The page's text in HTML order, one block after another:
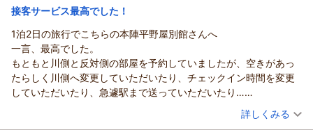
つでございます。
で安心いたしました。少しでも身軽に高山の町を楽しんでいた
だけておりましたら幸いです。
たくさんのあたたかいご感想とおすすめのお言葉、ありがとう
ございます。
またお会いできます日を、楽しみにお待ちしております。
お客様係 佐々木
（返信日：2026/04/27）
宿泊価格帯： 22,001～23,000円(大人一人あたり/税込)
本陣平野屋 光風館からの返信
このたびは、本陣平野屋にお泊まりいただき、ありがとうござ
いました。
また、「おもてなしが最高」とのお言葉をいただき、とても嬉
しく読ませていただいております。
普段は日帰りでお越しとのことですが、今回はご宿泊いただ
き、ゆっくりお過ごしいただけたご様子に、ほっとしておりま
接客サービス最高でした！
1泊2日の旅行でこちらの本陣平野屋別館さんへ
一言、最高でした。
もともと川側と反対側の部屋を予約していましたが、空きがあっ
たらしく川側へ変更していただいたり、チェックイン時間を変更
していただいたり、急遽駅まで送っていただいたり…
料理も美味しくいただきました。飛騨牛が特によかった…
（投稿日：2026/01/23）
詳しくみる